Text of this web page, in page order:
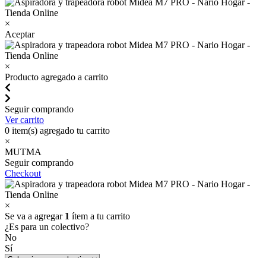
×
Aceptar
×
Producto agregado a carrito
Seguir comprando
Ver carrito
0 item(s) agregado tu carrito
×
MUTMA
Seguir comprando
Checkout
×
Se va a agregar 1 ítem a tu carrito
¿Es para un colectivo?
No
Sí